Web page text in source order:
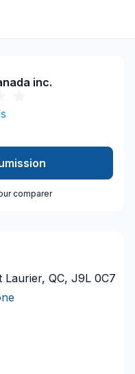
inc.
comparer
Laurier, QC, J9L 0C7